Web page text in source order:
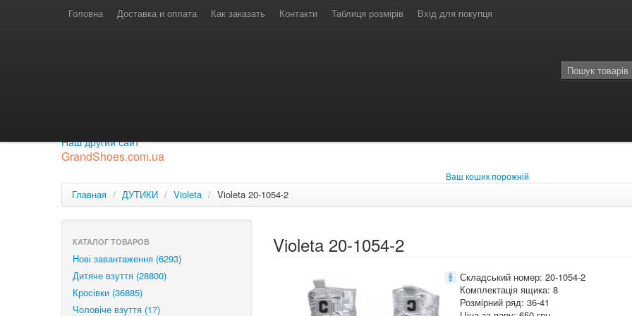
Головна Доставка и оплата Как заказать Контакти Таблиця розмірів Вхід для покупця
Лайф: (063) 527-76-88 МТС: (050) 967-41-33
Наш другий сайт
GrandShoes.com.ua
Ваш кошик порожній
Главная / ДУТИКИ / Violeta / Violeta 20-1054-2
КАТАЛОГ ТОВАРОВ
Нові завантаження (6293)
Дитяче взуття (28800)
Кросівки (36885)
Чоловіче взуття (17)
Violeta 20-1054-2
Складський номер: 20-1054-2
Комплектація ящика: 8
Розмірний ряд: 36-41